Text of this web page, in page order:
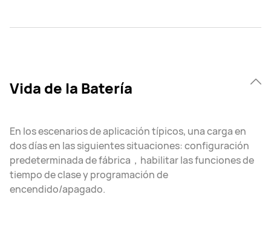
Vida de la Batería
En los escenarios de aplicación típicos, una carga en
dos días en las siguientes situaciones: configuración
predeterminada de fábrica，habilitar las funciones de
tiempo de clase y programación de
encendido/apagado.